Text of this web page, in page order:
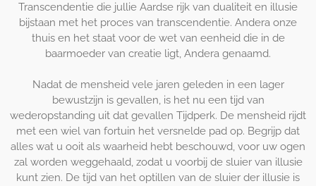
Transcendentie die jullie Aardse rijk van dualiteit en illusie
bijstaan met het proces van transcendentie. Andera onze
thuis en het staat voor de wet van eenheid die in de
baarmoeder van creatie ligt, Andera genaamd.
Nadat de mensheid vele jaren geleden in een lager
bewustzijn is gevallen, is het nu een tijd van
wederopstanding uit dat gevallen Tijdperk. De mensheid rijdt
met een wiel van fortuin het versnelde pad op. Begrijp dat
alles wat u ooit als waarheid hebt beschouwd, voor uw ogen
zal worden weggehaald, zodat u voorbij de sluier van illusie
kunt zien. De tijd van het optillen van de sluier der illusie is